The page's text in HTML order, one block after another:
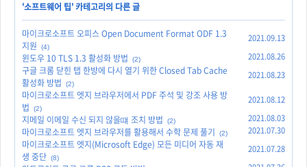
'소프트웨어 팁' 카테고리의 다른 글
마이크로소프트 오피스 Open Document Format ODF 1.3
지원
(4)
2021.09.13
윈도우 10 TLS 1.3 활성화 방법 (2) 2021.08.26
구글 크롬 닫힌 탭 한방에 다시 열기 위한 Closed Tab Cache
활성화 방법
(2)
2021.08.23
마이크로소프트 엣지 브라우저에서 PDF 주석 및 강조 사용 방
법
(2)
2021.08.12
지메일 이메일 수신 되지 않을떄 조치 방법 (2) 2021.08.03
마이크로소프트 엣지 브라우저를 활용해서 수학 문제 풀기 (2) 2021.07.30
마이크로소프트 엣지(Microsoft Edge) 모든 미디어 자동 재
생 중단 (8)
2021.07.28